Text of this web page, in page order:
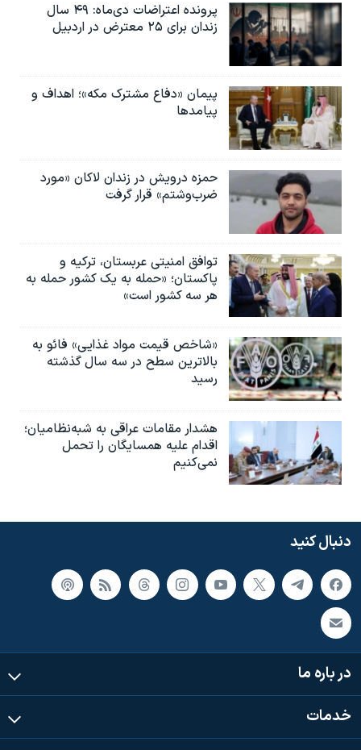
پرونده اعتراضات دی‌ماه: ۴۹ سال
زندان برای ۲۵ معترض در اردبیل
پیمان «دفاع مشترک مکه»؛ اهداف و
پیامدها
حمزه درویش در زندان لاکان «مورد
ضرب‌وشتم» قرار گرفت
توافق امنیتی عربستان، ترکیه و
پاکستان؛ «حمله به یک کشور حمله به
هر سه کشور است»
«شاخص قیمت مواد غذایی» فائو به
بالاترین سطح در سه سال گذشته
رسید
هشدار مقامات عراقی به شبه‌نظامیان؛
اقدام علیه همسایگان را تحمل
نمی‌کنیم
دنبال کنید
در باره ما
خدمات